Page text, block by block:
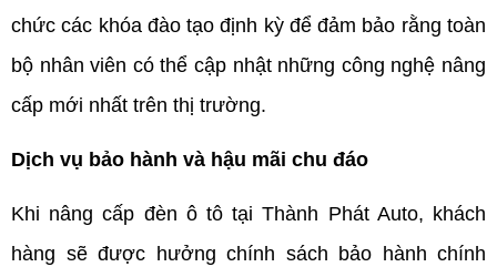
chức các khóa đào tạo định kỳ để đảm bảo rằng toàn
bộ nhân viên có thể cập nhật những công nghệ nâng
cấp mới nhất trên thị trường.
Dịch vụ bảo hành và hậu mãi chu đáo
Khi nâng cấp đèn ô tô tại Thành Phát Auto, khách
hàng sẽ được hưởng chính sách bảo hành chính